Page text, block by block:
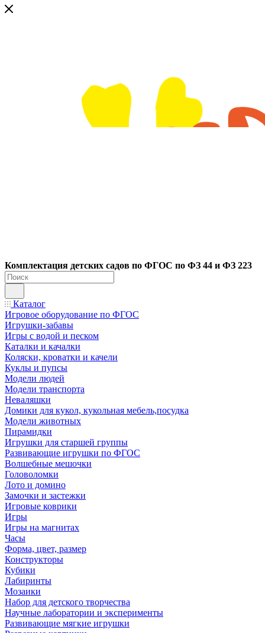
Комплектация детских садов по ФГОC по ФЗ 44 и ФЗ 223
Каталог
Игровое оборудование по ФГОС
Игрушки-забавы
Игры с водой и песком
Каталки и качалки
Коляски, кроватки и качели
Куклы и пупсы
Модели людей
Модели транспорта
Неваляшки
Домики для кукол, кукольная мебель,посудка
Модели животных
Пирамидки
Игрушки для старшей группы
Развивающие игрушки по ФГОС
Волшебные мешочки
Головоломки
Лото и домино
Замочки и застежки
Игровые коврики
Игры
Игры на магнитах
Часы
Форма, цвет, размер
Конструкторы
Кубики
Лабиринты
Мозаики
Набор для детского творчества
Научные лаборатории и эксперименты
Развивающие мягкие игрушки